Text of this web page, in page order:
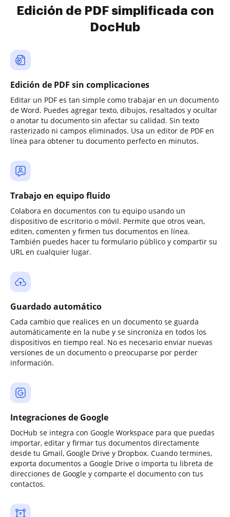
Edición de PDF simplificada con
DocHub
Edición de PDF sin complicaciones
Editar un PDF es tan simple como trabajar en un documento
de Word. Puedes agregar texto, dibujos, resaltados y ocultar
o anotar tu documento sin afectar su calidad. Sin texto
rasterizado ni campos eliminados. Usa un editor de PDF en
línea para obtener tu documento perfecto en minutos.
Trabajo en equipo fluido
Colabora en documentos con tu equipo usando un
dispositivo de escritorio o móvil. Permite que otros vean,
editen, comenten y firmen tus documentos en línea.
También puedes hacer tu formulario público y compartir su
URL en cualquier lugar.
Guardado automático
Cada cambio que realices en un documento se guarda
automáticamente en la nube y se sincroniza en todos los
dispositivos en tiempo real. No es necesario enviar nuevas
versiones de un documento o preocuparse por perder
información.
Integraciones de Google
DocHub se integra con Google Workspace para que puedas
importar, editar y firmar tus documentos directamente
desde tu Gmail, Google Drive y Dropbox. Cuando termines,
exporta documentos a Google Drive o importa tu libreta de
direcciones de Google y comparte el documento con tus
contactos.